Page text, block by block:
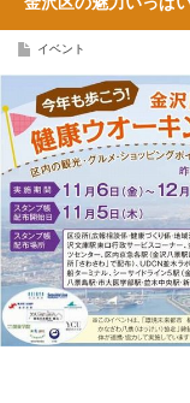
イベント